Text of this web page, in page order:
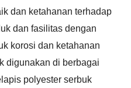
dan ketahanan terhadap
dan fasilitas dengan
korosi dan ketahanan
digunakan di berbagai
polyester serbuk